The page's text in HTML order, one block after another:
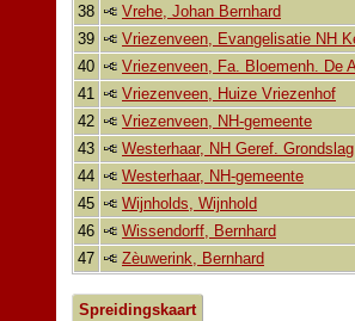
38
Vrehe, Johan Bernhard
39
Vriezenveen, Evangelisatie NH
40
Vriezenveen, Fa. Bloemenh. De
41
Vriezenveen, Huize Vriezenhof
42
Vriezenveen, NH-gemeente
43
Westerhaar, NH Geref. Grondslag
44
Westerhaar, NH-gemeente
45
Wijnholds, Wijnhold
46
Wissendorff, Bernhard
47
Zèuwerink, Bernhard
Spreidingskaart